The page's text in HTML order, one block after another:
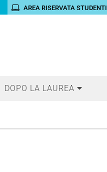
AREA RISERVATA STUDENTI
DOPO LA LAUREA